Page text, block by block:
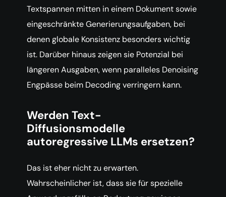
Textspannen mitten in einem Dokument sowie
eingeschränkte Generierungsaufgaben, bei
denen globale Konsistenz besonders wichtig
ist. Darüber hinaus zeigen sie Potenzial bei
längeren Ausgaben, wenn paralleles Denoising
Engpässe beim Decoding verringern kann.
Werden Text-
Diffusionsmodelle
autoregressive LLMs ersetzen?
Das ist eher nicht zu erwarten.
Wahrscheinlicher ist, dass sie für spezielle